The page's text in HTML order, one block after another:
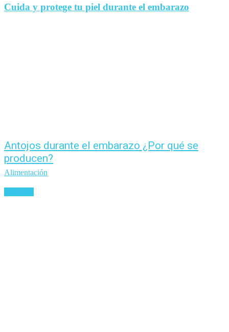
Cuida y protege tu piel durante el embarazo
Antojos durante el embarazo ¿Por qué se
producen?
Alimentación